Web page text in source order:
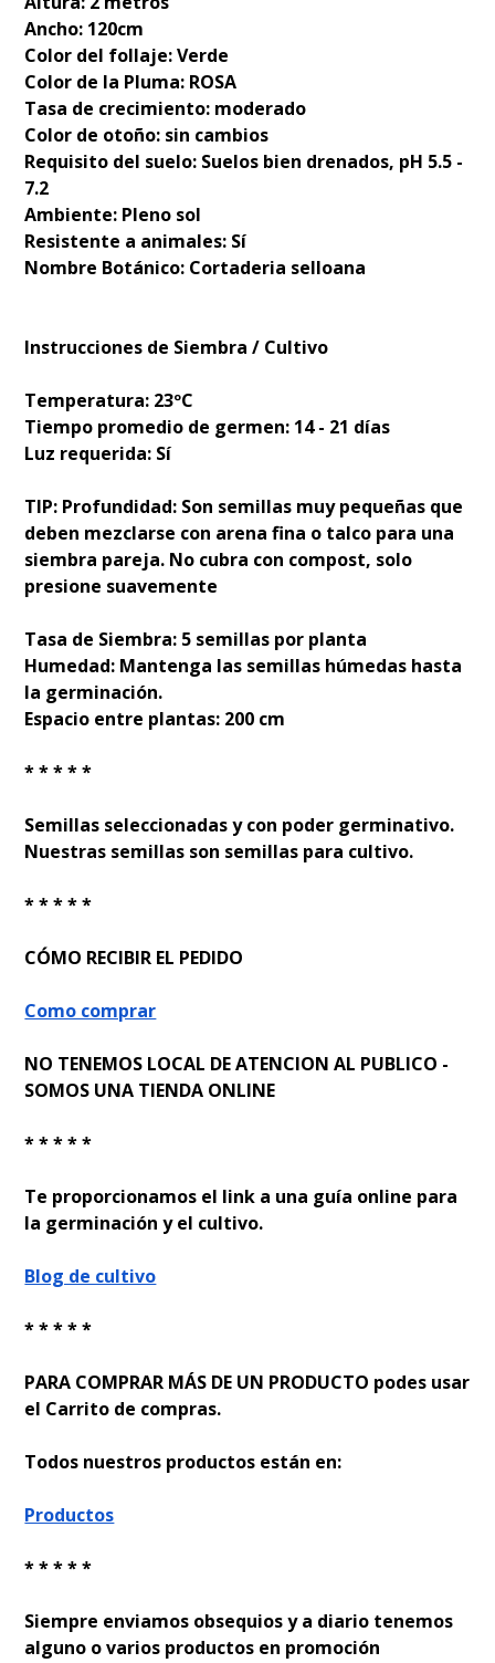
Ancho: 120cm
Color del follaje: Verde
Color de la Pluma: ROSA
Tasa de crecimiento: moderado
Color de otoño: sin cambios
Requisito del suelo: Suelos bien drenados, pH 5.5 -
7.2
Ambiente: Pleno sol
Resistente a animales: Sí
Nombre Botánico: Cortaderia selloana
Instrucciones de Siembra / Cultivo
Temperatura: 23ºC
Tiempo promedio de germen: 14 - 21 días
Luz requerida: Sí
TIP: Profundidad: Son semillas muy pequeñas que
deben mezclarse con arena fina o talco para una
siembra pareja. No cubra con compost, solo
presione suavemente
Tasa de Siembra: 5 semillas por planta
Humedad: Mantenga las semillas húmedas hasta
la germinación.
Espacio entre plantas: 200 cm
* * * * *
Semillas seleccionadas y con poder germinativo.
Nuestras semillas son semillas para cultivo.
* * * * *
CÓMO RECIBIR EL PEDIDO
Como comprar
NO TENEMOS LOCAL DE ATENCION AL PUBLICO -
SOMOS UNA TIENDA ONLINE
* * * * *
Te proporcionamos el link a una guía online para
la germinación y el cultivo.
Blog de cultivo
* * * * *
PARA COMPRAR MÁS DE UN PRODUCTO podes usar
el Carrito de compras.
Todos nuestros productos están en:
Productos
* * * * *
Siempre enviamos obsequios y a diario tenemos
alguno o varios productos en promoción